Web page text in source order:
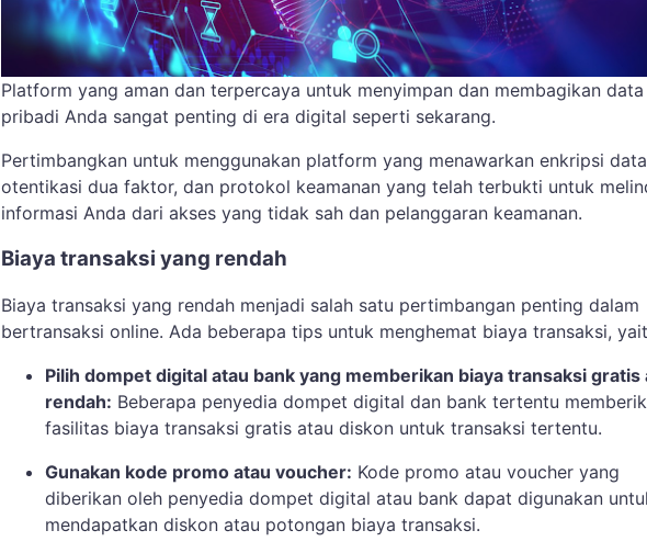
Platform yang aman dan terpercaya untuk menyimpan dan membagikan data
pribadi Anda sangat penting di era digital seperti sekarang.
Pertimbangkan untuk menggunakan platform yang menawarkan enkripsi
otentikasi dua faktor, dan protokol keamanan yang telah terbukti untuk
informasi Anda dari akses yang tidak sah dan pelanggaran keamanan.
Biaya transaksi yang rendah
Biaya transaksi yang rendah menjadi salah satu pertimbangan penting dalam
bertransaksi online. Ada beberapa tips untuk menghemat biaya transaksi,
Pilih dompet digital atau bank yang memberikan biaya transaksi gratis
rendah: Beberapa penyedia dompet digital dan bank tertentu
fasilitas biaya transaksi gratis atau diskon untuk transaksi tertentu.
Gunakan kode promo atau voucher: Kode promo atau voucher yang
diberikan oleh penyedia dompet digital atau bank dapat digunakan
mendapatkan diskon atau potongan biaya transaksi.